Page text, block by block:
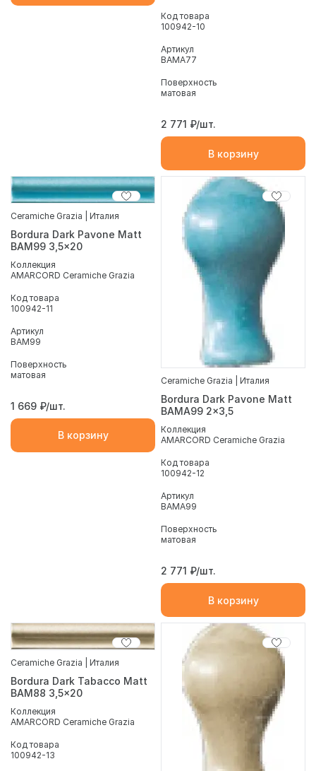
Код товара
100942-10
Артикул
BAMA77
Поверхность
матовая
2 771 ₽/шт.
В корзину
Ceramiche Grazia | Италия
Bordura Dark Pavone Matt
BAM99 3,5x20
Коллекция
AMARCORD Ceramiche Grazia
Код товара
100942-11
Артикул
BAM99
Поверхность
матовая
1 669 ₽/шт.
В корзину
Ceramiche Grazia | Италия
Bordura Dark Pavone Matt
BAMA99 2x3,5
Коллекция
AMARCORD Ceramiche Grazia
Код товара
100942-12
Артикул
BAMA99
Поверхность
матовая
2 771 ₽/шт.
В корзину
Ceramiche Grazia | Италия
Bordura Dark Tabacco Matt
BAM88 3,5x20
Коллекция
AMARCORD Ceramiche Grazia
Код товара
100942-13